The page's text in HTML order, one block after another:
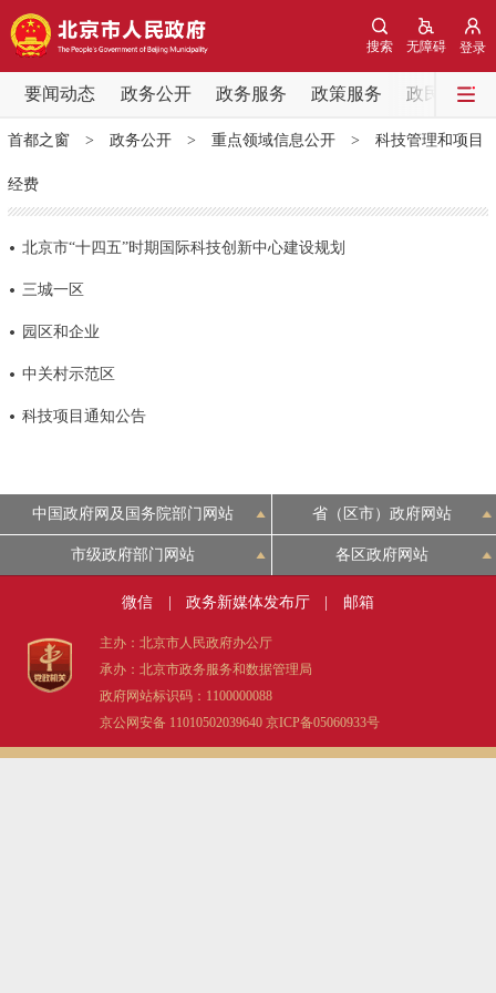
登录
无障碍
搜索
要闻动态 政务公开 政务服务 政策服务 政民互动
要闻动态
党中央精神 国务院信息 中央部委动态
北京要闻 会议信息 部门动态
各区热点
政务公开
决策公开 专题公开
政务服务
个人服务 法人服务
便民服务 利企服务
首都之窗> 政务公开> 重点领域信息公开> 科技管理和项目
经费
北京市“十四五”时期国际科技创新中心建设规划
三城一区
园区和企业
中关村示范区
科技项目通知公告
中国政府网及国务院部门网站 省（区市）政府网站
市级政府部门网站 各区政府网站
微信 政务新媒体发布厅 邮箱
主办：北京市人民政府办公厅
承办：北京市政务服务和数据管理局
政府网站标识码：1100000088
京公网安备 11010502039640 京ICP备05060933号